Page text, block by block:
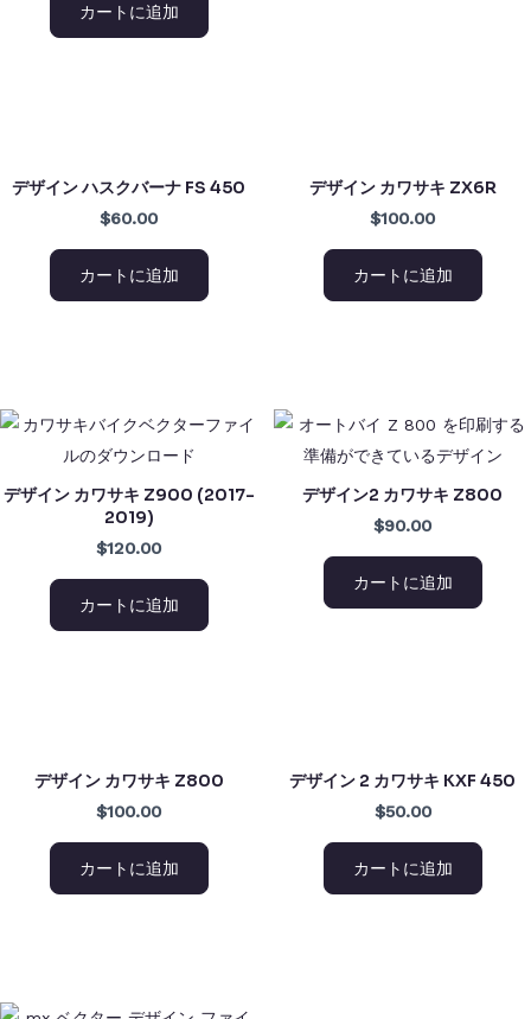
カートに追加
デザイン ハスクバーナ FS 450
$60.00
カートに追加
デザイン カワサキ ZX6R
$100.00
カートに追加
デザイン カワサキ Z900 (2017-
2019)
$120.00
カートに追加
デザイン2 カワサキ Z800
$90.00
カートに追加
デザイン カワサキ Z800
$100.00
カートに追加
デザイン 2 カワサキ KXF 450
$50.00
カートに追加